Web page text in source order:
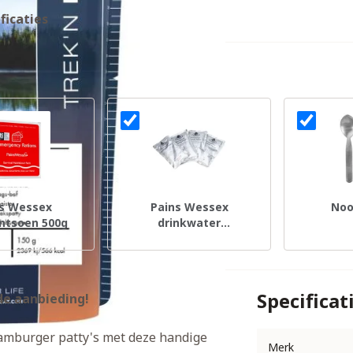
Wessex
500g
Pains Wessex
drinkwater
aanbieding!
patty's met deze handige
Merk